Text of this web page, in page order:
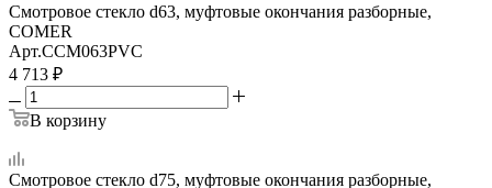
Смотровое стекло d63, муфтовые окончания разборные,
COMER
Арт.CCM063PVC
4 713 ₽
В корзину
Смотровое стекло d75, муфтовые окончания разборные,